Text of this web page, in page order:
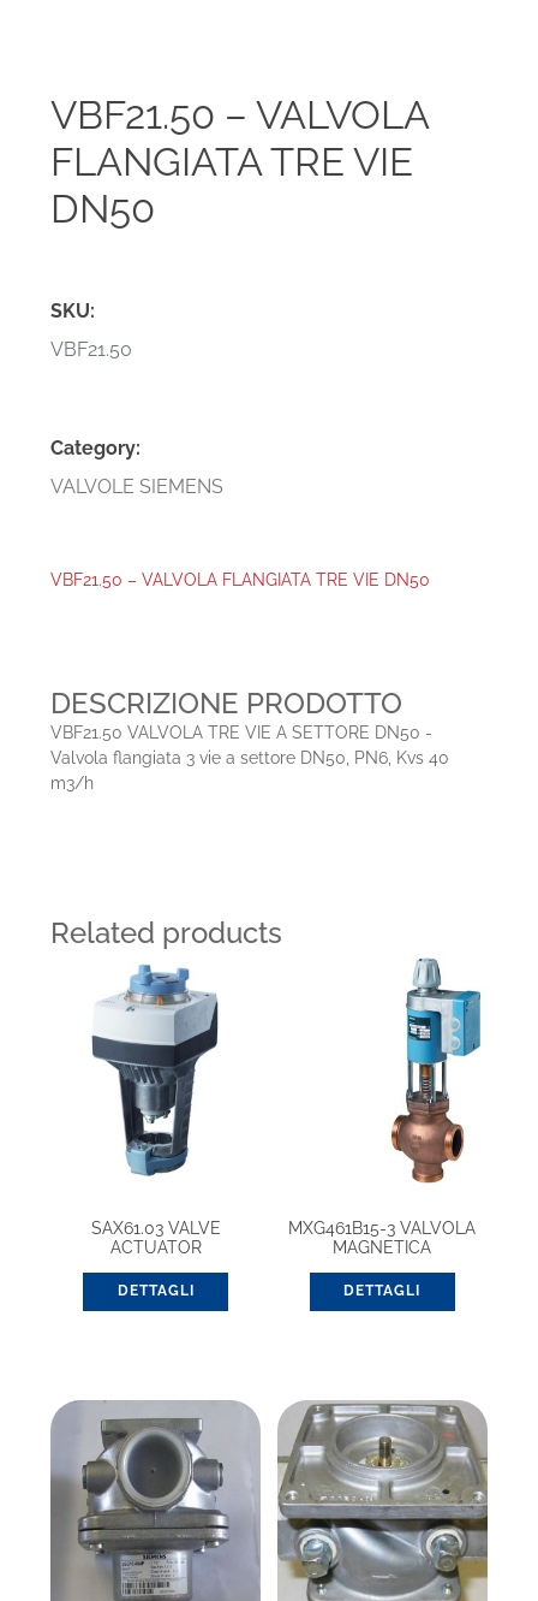
VBF21.50 – VALVOLA
FLANGIATA TRE VIE
DN50
SKU:
VBF21.50
Category:
VALVOLE SIEMENS
VBF21.50 – VALVOLA FLANGIATA TRE VIE DN50
DESCRIZIONE PRODOTTO
VBF21.50 VALVOLA TRE VIE A SETTORE DN50 -
Valvola flangiata 3 vie a settore DN50, PN6, Kvs 40
m3/h
Related products
SAX61.03 VALVE
ACTUATOR
DETTAGLI
MXG461B15-3 VALVOLA
MAGNETICA
DETTAGLI